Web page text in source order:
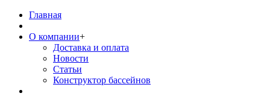
Главная
О компании+
Доставка и оплата
Новости
Статьи
Конструктор бассейнов